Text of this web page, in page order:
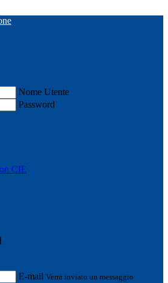
Nome Utente
Password
CIE
E-mail Verrà inviato un messaggio